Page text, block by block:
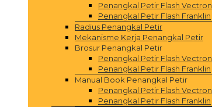
Penangkal Petir Flash Vectron
Penangkal Petir Flash Franklin
Radius Penangkal Petir
Mekanisme Kerja Penangkal Petir
Brosur Penangkal Petir
Penangkal Petir Flash Vectron
Penangkal Petir Flash Franklin
Manual Book Penangkal Petir
Penangkal Petir Flash Vectron
Penangkal Petir Flash Franklin